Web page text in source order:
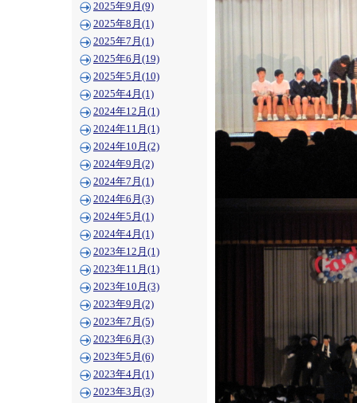
2025年9月(9)
2025年8月(1)
2025年7月(1)
2025年6月(19)
2025年5月(10)
2025年4月(1)
2024年12月(1)
2024年11月(1)
2024年10月(2)
2024年9月(2)
2024年7月(1)
2024年6月(3)
2024年5月(1)
2024年4月(1)
2023年12月(1)
2023年11月(1)
2023年10月(3)
2023年9月(2)
2023年7月(5)
2023年6月(3)
2023年5月(6)
2023年4月(1)
2023年3月(3)